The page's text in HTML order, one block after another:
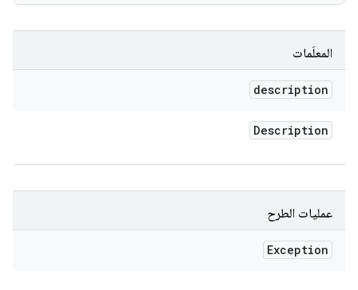
المعلَمات
description
Description
عمليات الطرح
Exception